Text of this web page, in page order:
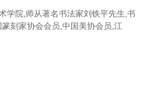
学院,师从著名书法家刘铁平先生,书
刻家协会会员,中国美协会员,江